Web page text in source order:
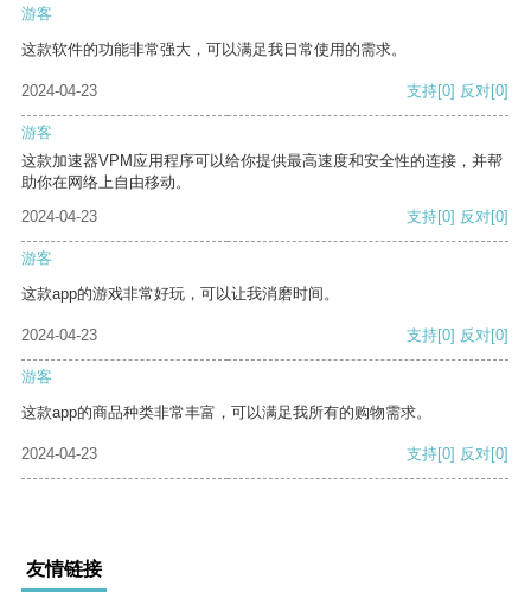
游客
这款软件的功能非常强大，可以满足我日常使用的需求。
2024-04-23 支持[0] 反对[0]
游客
这款加速器VPM应用程序可以给你提供最高速度和安全性的连接，并帮
助你在网络上自由移动。
2024-04-23
支持[0] 反对[0]
游客
这款app的游戏非常好玩，可以让我消磨时间。
2024-04-23 支持[0] 反对[0]
游客
这款app的商品种类非常丰富，可以满足我所有的购物需求。
2024-04-23 支持[0] 反对[0]
友情链接